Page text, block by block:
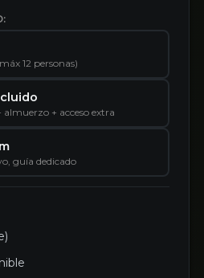
12 personas)
+ acceso extra
guía dedicado